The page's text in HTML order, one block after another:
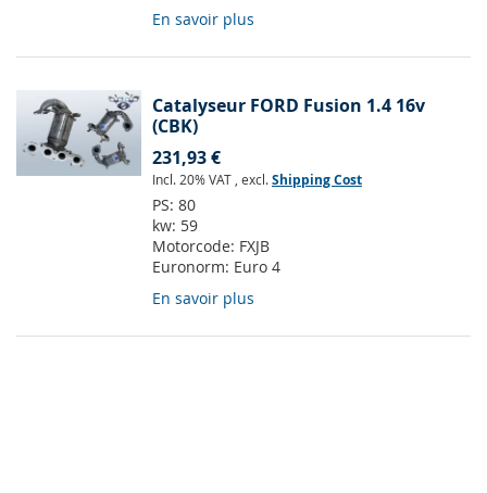
En savoir plus
Catalyseur FORD Fusion 1.4 16v
(CBK)
231,93 €
Incl. 20% VAT , excl.Shipping Cost
PS: 80
kw: 59
Motorcode: FXJB
Euronorm: Euro 4
En savoir plus